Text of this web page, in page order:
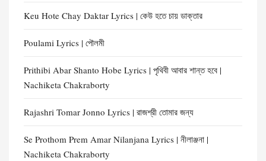
Keu Hote Chay Daktar Lyrics | কেউ হতে চায় ডাক্তার
Poulami Lyrics | পৌলমী
Prithibi Abar Shanto Hobe Lyrics | পৃথিবী আবার শান্ত হবে |
Nachiketa Chakraborty
Rajashri Tomar Jonno Lyrics | রাজশ্রী তোমার জন্য
Se Prothom Prem Amar Nilanjana Lyrics | নীলাঞ্জনা |
Nachiketa Chakraborty